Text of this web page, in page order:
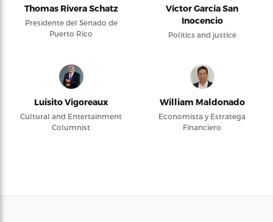
Thomas Rivera Schatz
Presidente del Senado de
Puerto Rico
Víctor García San
Inocencio
Politics and justice
Luisito Vigoreaux
Cultural and Entertainment
Columnist
William Maldonado
Economista y Estratega
Financiero